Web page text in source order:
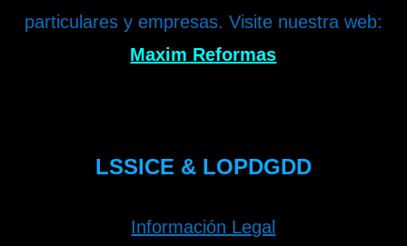
particulares y empresas. Visite nuestra web:
Maxim Reformas
LSSICE & LOPDGDD
Información Legal